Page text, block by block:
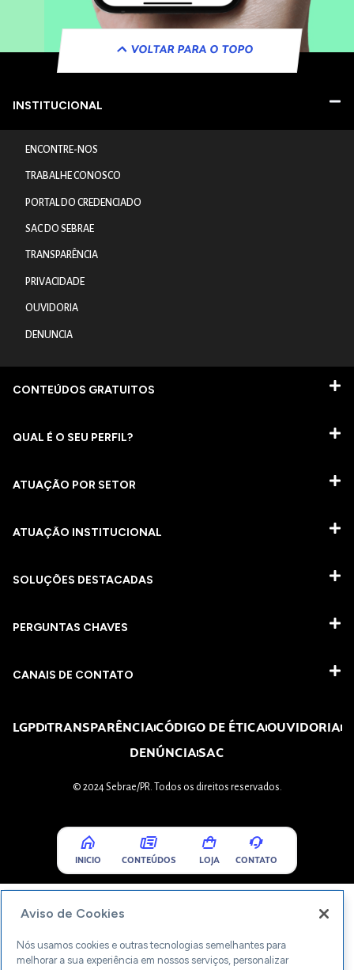
VOLTAR PARA O TOPO
INSTITUCIONAL
ENCONTRE-NOS
TRABALHE CONOSCO
PORTAL DO CREDENCIADO
SAC DO SEBRAE
TRANSPARÊNCIA
PRIVACIDADE
OUVIDORIA
DENUNCIA
CONTEÚDOS GRATUITOS
QUAL É O SEU PERFIL?
ATUAÇÃO POR SETOR
ATUAÇÃO INSTITUCIONAL
SOLUÇÕES DESTACADAS
PERGUNTAS CHAVES​
CANAIS DE CONTATO
LGPDTRANSPARÊNCIACÓDIGO DE ÉTICAOUVIDORIA
DENÚNCIASAC
© 2024 Sebrae/PR. Todos os direitos reservados.
INICIO CONTEÚDOS LOJA CONTATO
Aviso de Cookies
Nós usamos cookies e outras tecnologias semelhantes para
melhorar a sua experiência em nossos serviços, personalizar